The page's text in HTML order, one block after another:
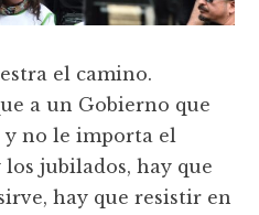
el camino.
a un Gobierno que
no le importa el
jubilados, hay que
hay que resistir en